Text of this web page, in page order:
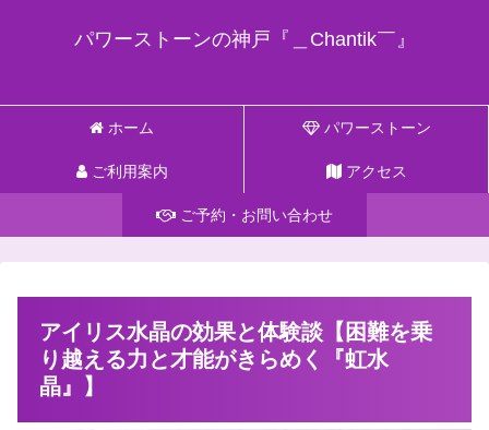
パワーストーンの神戸『＿Chantik￣』
ホーム パワーストーン
ご利用案内 アクセス
ご予約・お問い合わせ
アイリス水晶の効果と体験談【困難を乗
り越える力と才能がきらめく『虹水
晶』】